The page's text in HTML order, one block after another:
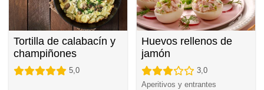
Tortilla de calabacín y
champiñones
5,0
Huevos rellenos de
jamón
3,0
Aperitivos y entrantes